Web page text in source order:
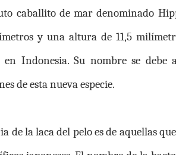
caballito de mar denominado
y una altura de 11,5
en Indonesia. Su nombre se
de esta nueva especie.
de la laca del pelo es de aquellas